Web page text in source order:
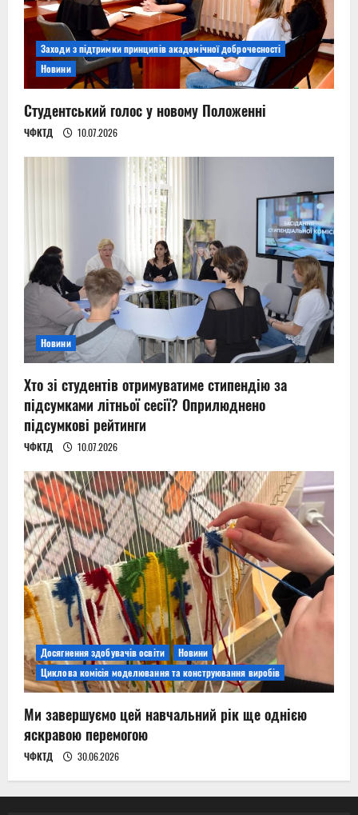
Заходи з підтримки принципів академічної доброчесності
Новини
Студентський голос у новому Положенні
ЧФКТД 10.07.2026
Новини
Хто зі студентів отримуватиме стипендію за
підсумками літньої сесії? Оприлюднено
підсумкові рейтинги
ЧФКТД 10.07.2026
Досягнення здобувачів освіти
Новини
Циклова комісія моделювання та конструювання виробів
Ми завершуємо цей навчальний рік ще однією
яскравою перемогою
ЧФКТД 30.06.2026